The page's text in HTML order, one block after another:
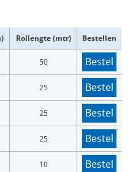
Rollengte (mtr) Bestellen
50 Bestel
25 Bestel
25 Bestel
25 Bestel
10 Bestel